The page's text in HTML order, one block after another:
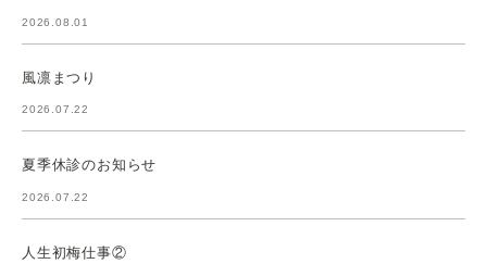
2026.08.01
風凛まつり
2026.07.22
夏季休診のお知らせ
2026.07.22
人生初梅仕事②